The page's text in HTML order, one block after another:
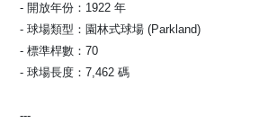
- 開放年份：1922 年
- 球場類型：園林式球場 (Parkland)
- 標準桿數：70
- 球場長度：7,462 碼
---